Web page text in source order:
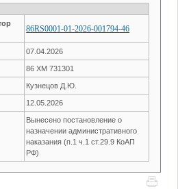
86RS0001-01-2026-001794-46
07.04.2026
86 ХМ 731301
Кузнецов Д.Ю.
12.05.2026
Вынесено постановление о
назначении административного
наказания (п.1 ч.1 ст.29.9 КоАП
РФ)